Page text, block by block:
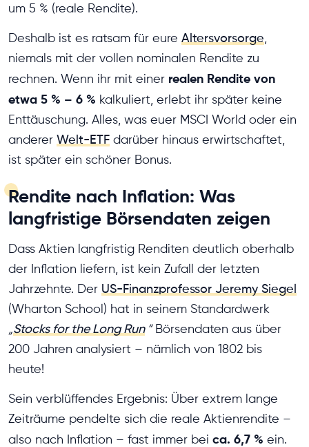
um 5 % (reale Rendite).
Deshalb ist es ratsam für eure Altersvorsorge
niemals mit der vollen nominalen Rendite zu
rechnen. Wenn ihr mit einer realen Rendite von
etwa 5 % – 6 % kalkuliert, erlebt ihr später keine
Enttäuschung. Alles, was euer MSCI World oder ein
anderer Welt-ETF darüber hinaus erwirtschaftet,
ist später ein schöner Bonus.
Rendite nach Inflation: Was
langfristige Börsendaten zeigen
Dass Aktien langfristig Renditen deutlich oberhalb
der Inflation liefern, ist kein Zufall der letzten
Jahrzehnte. Der US-Finanzprofessor Jeremy Siegel
(Wharton School) hat in seinem Standardwerk
„Stocks for the Long Run “Börsendaten aus über
200 Jahren analysiert – nämlich von 1802 bis
heute!
Sein verblüffendes Ergebnis: Über extrem lange
Zeiträume pendelte sich die reale Aktienrendite –
also nach Inflation – fast immer bei ca. 6,7 % ein.